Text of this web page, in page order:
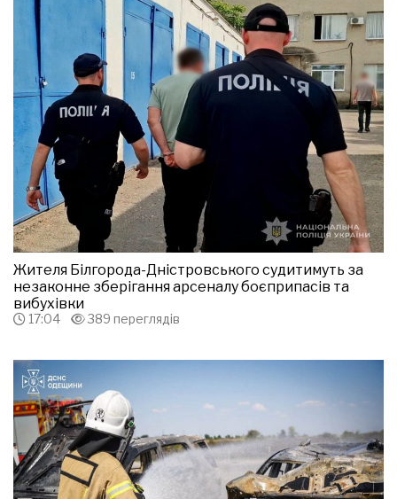
Жителя Білгорода-Дністровського судитимуть за
незаконне зберігання арсеналу боєприпасів та
вибухівки
17:04 389 переглядів